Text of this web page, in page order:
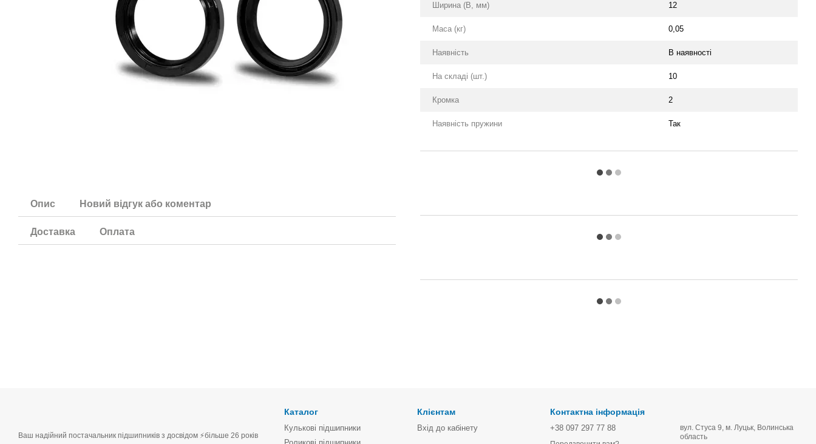
Опис Новий відгук або коментар
Доставка Оплата
Ширина (B, мм) 12
Маса (кг) 0,05
Наявність В наявності
На складі (шт.) 10
Кромка 2
Наявність пружини Так
Ваш надійний постачальник підшипників з досвідом ⚡більше 26 років
Каталог
Кулькові підшипники
Клієнтам
Вхід до кабінету
Контактна інформація
+38 097 297 77 88
вул. Стуса 9, м. Луцьк, Волинська
область